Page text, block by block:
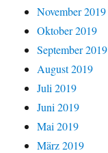
November 2019
Oktober 2019
September 2019
August 2019
Juli 2019
Juni 2019
Mai 2019
März 2019